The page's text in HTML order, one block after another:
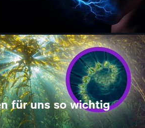
für uns so wichtig